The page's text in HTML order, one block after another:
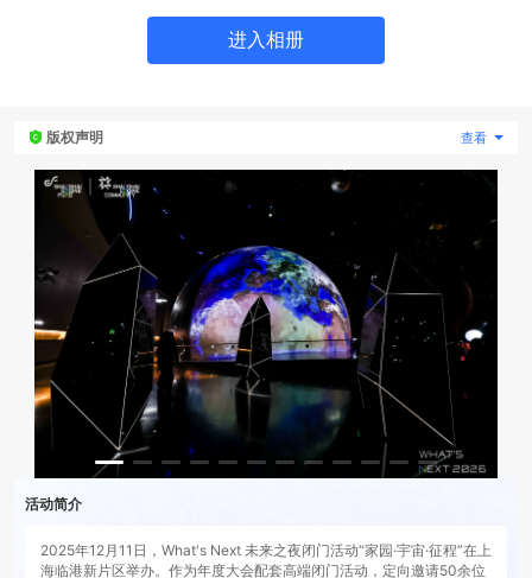
进入相册
版权声明 查看
活动简介
2025年12月11日，What's Next 未来之夜闭门活动“家园·宇宙·征程”在上
海临港新片区举办。作为年度大会配套高端闭门活动，定向邀请50余位